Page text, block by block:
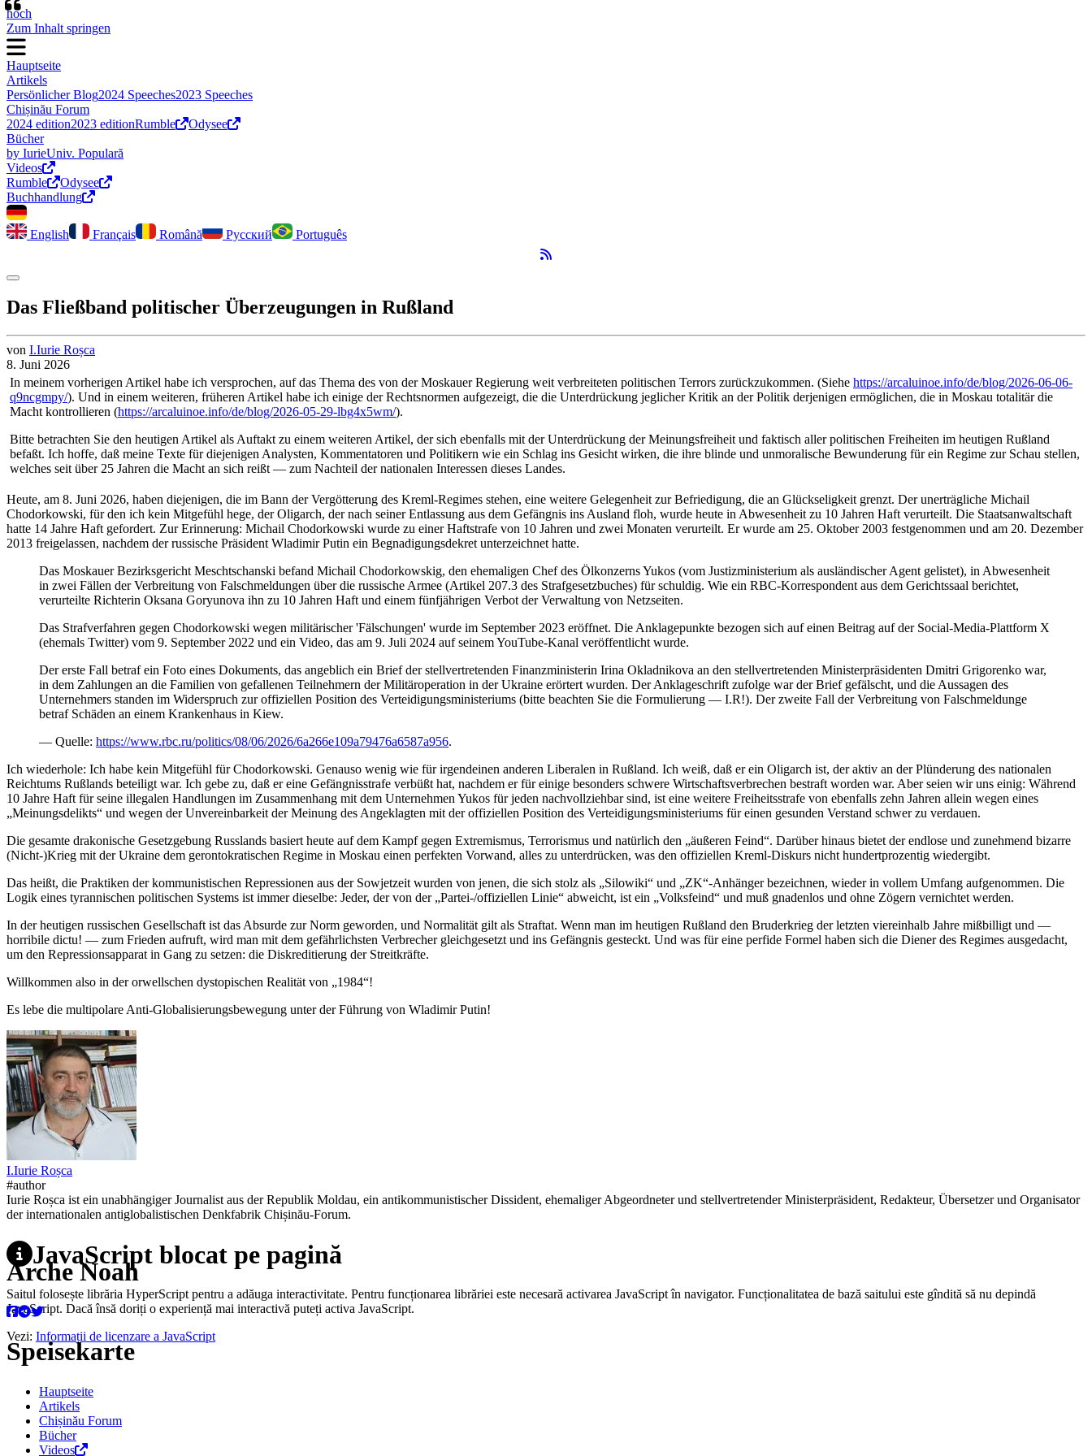
hoch
Zum Inhalt springen
Hauptseite
Artikels
Persönlicher Blog2024 Speeches2023 Speeches
Chișinău Forum
2024 edition2023 editionRumble
Odysee
Bücher
by IurieUniv. Populară
Videos
Rumble
Odysee
Buchhandlung
English Français Română Русский
Português
RSS-Feed
Dark Mode umschalten
Das Fließband politischer Überzeugungen in Rußland
von I.Iurie Roșca
8. Juni 2026
In meinem vorherigen Artikel habe ich versprochen, auf das Thema des von der Moskauer Regierung weit verbreiteten politischen Terrors zurückzukommen. (Siehe https://arcaluinoe.info/de/blog/2026-06-06-
q9ncgmpy/). Und in einem weiteren, früheren Artikel habe ich einige der Rechtsnormen aufgezeigt, die die Unterdrückung jeglicher Kritik an der Politik derjenigen ermöglichen, die in Moskau totalitär die
Macht kontrollieren (https://arcaluinoe.info/de/blog/2026-05-29-lbg4x5wm/).
Bitte betrachten Sie den heutigen Artikel als Auftakt zu einem weiteren Artikel, der sich ebenfalls mit der Unterdrückung der Meinungsfreiheit und faktisch aller politischen Freiheiten im heutigen Rußland
befaßt. Ich hoffe, daß meine Texte für diejenigen Analysten, Kommentatoren und Politikern wie ein Schlag ins Gesicht wirken, die ihre blinde und unmoralische Bewunderung für ein Regime zur Schau stellen,
welches seit über 25 Jahren die Macht an sich reißt — zum Nachteil der nationalen Interessen dieses Landes.
Heute, am 8. Juni 2026, haben diejenigen, die im Bann der Vergötterung des Kreml-Regimes stehen, eine weitere Gelegenheit zur Befriedigung, die an Glückseligkeit grenzt. Der unerträgliche Michail
Chodorkowski, für den ich kein Mitgefühl hege, der Oligarch, der nach seiner Entlassung aus dem Gefängnis ins Ausland floh, wurde heute in Abwesenheit zu 10 Jahren Haft verurteilt. Die Staatsanwaltschaft
hatte 14 Jahre Haft gefordert. Zur Erinnerung: Michail Chodorkowski wurde zu einer Haftstrafe von 10 Jahren und zwei Monaten verurteilt. Er wurde am 25. Oktober 2003 festgenommen und am 20. Dezember
2013 freigelassen, nachdem der russische Präsident Wladimir Putin ein Begnadigungsdekret unterzeichnet hatte.
“
Das Moskauer Bezirksgericht Meschtschanski befand Michail Chodorkowskig, den ehemaligen Chef des Ölkonzerns Yukos (vom Justizministerium als ausländischer Agent gelistet), in Abwesenheit
in zwei Fällen der Verbreitung von Falschmeldungen über die russische Armee (Artikel 207.3 des Strafgesetzbuches) für schuldig. Wie ein RBC-Korrespondent aus dem Gerichtssaal berichtet,
verurteilte Richterin Oksana Goryunova ihn zu 10 Jahren Haft und einem fünfjährigen Verbot der Verwaltung von Netzseiten.
Das Strafverfahren gegen Chodorkowski wegen militärischer 'Fälschungen' wurde im September 2023 eröffnet. Die Anklagepunkte bezogen sich auf einen Beitrag auf der Social-Media-Plattform X
(ehemals Twitter) vom 9. September 2022 und ein Video, das am 9. Juli 2024 auf seinem YouTube-Kanal veröffentlicht wurde.
Der erste Fall betraf ein Foto eines Dokuments, das angeblich ein Brief der stellvertretenden Finanzministerin Irina Okladnikova an den stellvertretenden Ministerpräsidenten Dmitri Grigorenko war,
in dem Zahlungen an die Familien von gefallenen Teilnehmern der Militäroperation in der Ukraine erörtert wurden. Der Anklageschrift zufolge war der Brief gefälscht, und die Aussagen des
Unternehmers standen im Widerspruch zur offiziellen Position des Verteidigungsministeriums (bitte beachten Sie die Formulierung — I.R!). Der zweite Fall der Verbreitung von Falschmeldunge
betraf Schäden an einem Krankenhaus in Kiew.
― Quelle: https://www.rbc.ru/politics/08/06/2026/6a266e109a79476a6587a956.
Ich wiederhole: Ich habe kein Mitgefühl für Chodorkowski. Genauso wenig wie für irgendeinen anderen Liberalen in Rußland. Ich weiß, daß er ein Oligarch ist, der aktiv an der Plünderung des nationalen
Reichtums Rußlands beteiligt war. Ich gebe zu, daß er eine Gefängnisstrafe verbüßt hat, nachdem er für einige besonders schwere Wirtschaftsverbrechen bestraft worden war. Aber seien wir uns einig: Während
10 Jahre Haft für seine illegalen Handlungen im Zusammenhang mit dem Unternehmen Yukos für jeden nachvollziehbar sind, ist eine weitere Freiheitsstrafe von ebenfalls zehn Jahren allein wegen eines
„Meinungsdelikts“ und wegen der Unvereinbarkeit der Meinung des Angeklagten mit der offiziellen Position des Verteidigungsministeriums für einen gesunden Verstand schwer zu verdauen.
Die gesamte drakonische Gesetzgebung Russlands basiert heute auf dem Kampf gegen Extremismus, Terrorismus und natürlich den „äußeren Feind“. Darüber hinaus bietet der endlose und zunehmend bizarre
(Nicht-)Krieg mit der Ukraine dem gerontokratischen Regime in Moskau einen perfekten Vorwand, alles zu unterdrücken, was den offiziellen Kreml-Diskurs nicht hundertprozentig wiedergibt.
Das heißt, die Praktiken der kommunistischen Repressionen aus der Sowjetzeit wurden von jenen, die sich stolz als „Silowiki“ und „ZK“-Anhänger bezeichnen, wieder in vollem Umfang aufgenommen. Die
Logik eines tyrannischen politischen Systems ist immer dieselbe: Jeder, der von der „Partei-/offiziellen Linie“ abweicht, ist ein „Volksfeind“ und muß gnadenlos und ohne Zögern vernichtet werden.
In der heutigen russischen Gesellschaft ist das Absurde zur Norm geworden, und Normalität gilt als Straftat. Wenn man im heutigen Rußland den Bruderkrieg der letzten viereinhalb Jahre mißbilligt und —
horribile dictu! — zum Frieden aufruft, wird man mit dem gefährlichsten Verbrecher gleichgesetzt und ins Gefängnis gesteckt. Und was für eine perfide Formel haben sich die Diener des Regimes ausgedacht,
um den Repressionsapparat in Gang zu setzen: die Diskreditierung der Streitkräfte.
Willkommen also in der orwellschen dystopischen Realität von „1984“!
Es lebe die multipolare Anti-Globalisierungsbewegung unter der Führung von Wladimir Putin!
I.Iurie Roșca
#author
Iurie Roșca ist ein unabhängiger Journalist aus der Republik Moldau, ein antikommunistischer Dissident, ehemaliger Abgeordneter und stellvertretender Ministerpräsident, Redakteur, Übersetzer und Organisator
der internationalen antiglobalistischen Denkfabrik Chișinău-Forum.
JavaScript blocat pe pagină
Saitul folosește librăria HyperScript pentru a adăuga interactivitate. Pentru funcționarea librăriei este necesară activarea JavaScript în navigator. Funcționalitatea de bază saitului este gîndită să nu depindă
JavaScript. Dacă însă doriți o experiență mai interactivă puteți activa JavaScript.
Vezi: Informații de licenzare a JavaScript
Arche Noah
Speisekarte
Hauptseite
Artikels
Chișinău Forum
Bücher
Videos